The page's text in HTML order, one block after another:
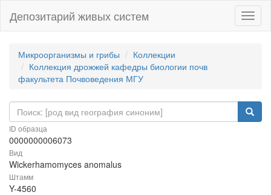
Депозитарий живых систем
Микроорганизмы и грибы
Коллекции
Коллекция дрожжей кафедры биологии почв
факультета Почвоведения МГУ
ID образца
0000000006073
Вид
Wickerhamomyces anomalus
Штамм
Y-4560